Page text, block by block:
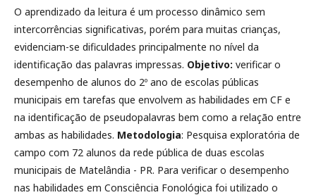
O aprendizado da leitura é um processo dinâmico sem
intercorrências significativas, porém para muitas crianças,
evidenciam-se dificuldades principalmente no nível da
identificação das palavras impressas. Objetivo: verificar o
desempenho de alunos do 2º ano de escolas públicas
municipais em tarefas que envolvem as habilidades em CF e
na identificação de pseudopalavras bem como a relação entre
ambas as habilidades. Metodologia: Pesquisa exploratória de
campo com 72 alunos da rede pública de duas escolas
municipais de Matelândia - PR. Para verificar o desempenho
nas habilidades em Consciência Fonológica foi utilizado o